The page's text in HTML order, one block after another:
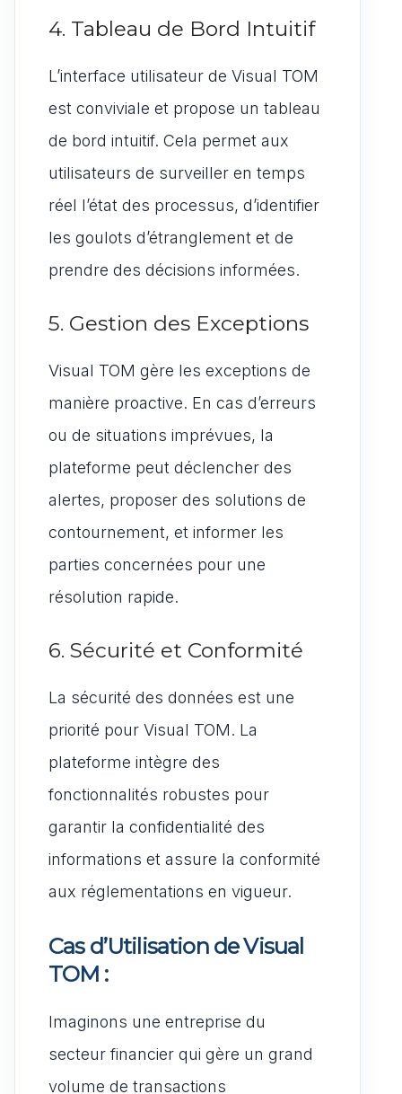
4. Tableau de Bord Intuitif
L’interface utilisateur de Visual TOM
est conviviale et propose un tableau
de bord intuitif. Cela permet aux
utilisateurs de surveiller en temps
réel l’état des processus, d’identifier
les goulots d’étranglement et de
prendre des décisions informées.
5. Gestion des Exceptions
Visual TOM gère les exceptions de
manière proactive. En cas d’erreurs
ou de situations imprévues, la
plateforme peut déclencher des
alertes, proposer des solutions de
contournement, et informer les
parties concernées pour une
résolution rapide.
6. Sécurité et Conformité
La sécurité des données est une
priorité pour Visual TOM. La
plateforme intègre des
fonctionnalités robustes pour
garantir la confidentialité des
informations et assure la conformité
aux réglementations en vigueur.
Cas d’Utilisation de Visual
TOM :
Imaginons une entreprise du
secteur financier qui gère un grand
volume de transactions